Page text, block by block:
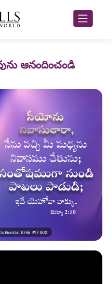
ఆనందించండి